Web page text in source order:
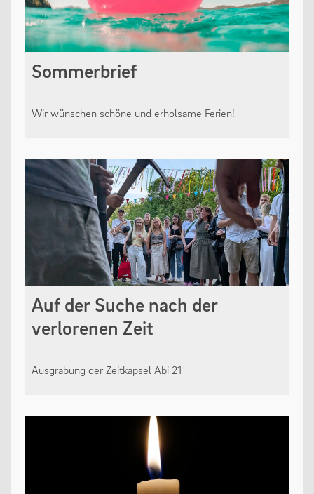
Sommerbrief
Wir wünschen schöne und erholsame Ferien!
Auf der Suche nach der
verlorenen Zeit
Ausgrabung der Zeitkapsel Abi 21